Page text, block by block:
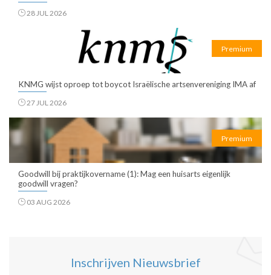
28 JUL 2026
Premium
KNMG wijst oproep tot boycot Israëlische artsenvereniging IMA af
27 JUL 2026
Premium
Goodwill bij praktijkovername (1): Mag een huisarts eigenlijk
goodwill vragen?
03 AUG 2026
Inschrijven Nieuwsbrief